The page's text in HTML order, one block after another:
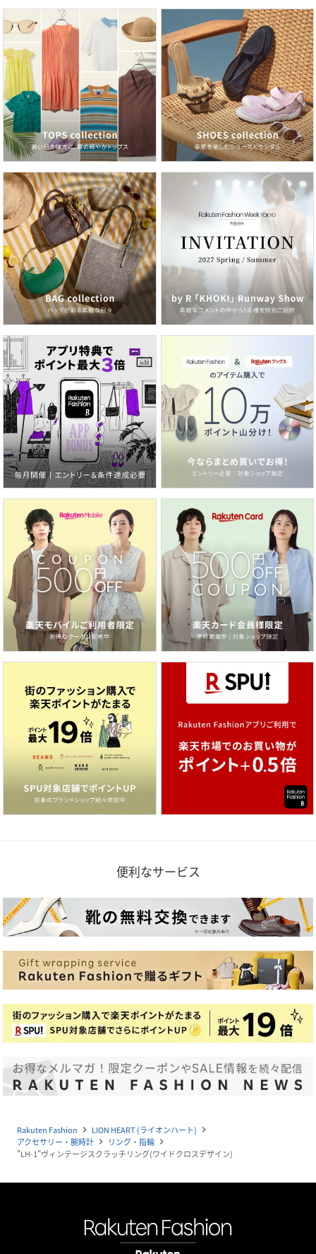
便利なサービス
Rakuten Fashion navigate_next LION HEART (ライオンハート) navigate_next
アクセサリー・腕時計 navigate_next リング・指輪 navigate_next
"LH-1"ヴィンテージスクラッチリング(ワイドクロスデザイン)